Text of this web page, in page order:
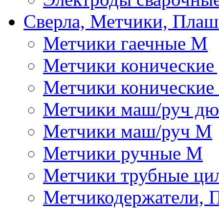
Сверла, Метчики,
Метчики гаечные М
Метчики
Метчики
Метчики маш/руч
Метчики маш/руч М
Метчики ручные М
Метчики трубные
Метчикодержатели,